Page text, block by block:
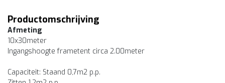
Productomschrijving
Afmeting
10x30meter
Ingangshoogte frametent circa 2.00meter
Capaciteit: Staand 0,7m2 p.p.